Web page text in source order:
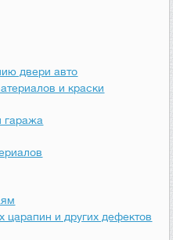
двери авто
и краски
гаража
царапин и других дефектов